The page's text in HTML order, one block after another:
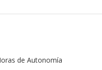
de Autonomía